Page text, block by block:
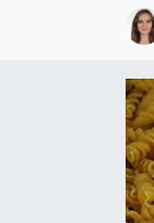
Televizyon